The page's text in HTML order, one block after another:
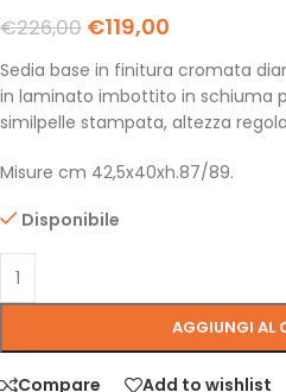
€226,00 €119,00
Sedia base in finitura cromata
in laminato imbottito in schiuma
similpelle stampata, altezza
Misure cm 42,5x40xh.87/89.
Disponibile
AGGIUNGI AL
Compare Add to wishlist